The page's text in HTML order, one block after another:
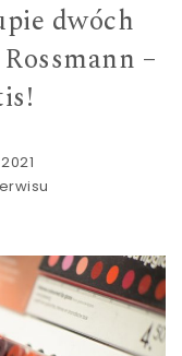
dwóch
–